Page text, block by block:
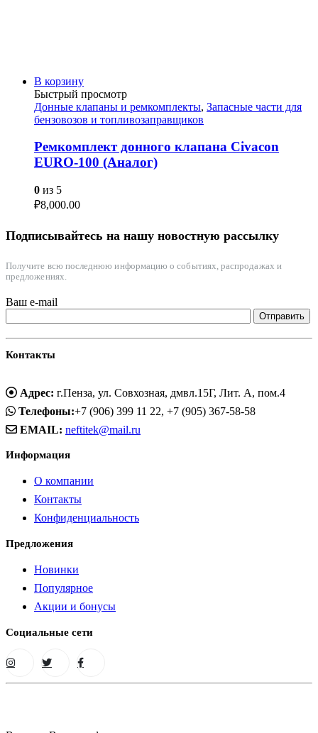
В корзину
Быстрый просмотр
Донные клапаны и ремкомплекты, Запасные части для
бензовозов и топливозаправщиков
Ремкомплект донного клапана Civacon
EURO-100 (Аналог)
0 из 5
₽8,000.00
Подписывайтесь на нашу новостную рассылку
Получите всю последнюю информацию о событиях, распродажах и
предложениях.
Ваш e-mail
Контакты
Адрес: г.Пенза, ул. Совхозная, дмвл.15Г, Лит. А, пом.4
Телефоны:+7 (906) 399 11 22, +7 (905) 367-58-58
EMAIL: neftitek@mail.ru
Информация
О компании
Контакты
Конфиденциальность
Предложения
Новинки
Популярное
Акции и бонусы
Социальные сети